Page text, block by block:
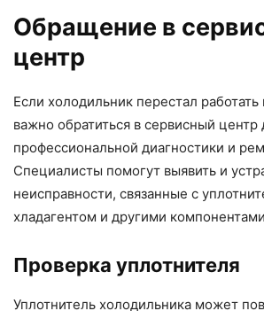
Обращение в
центр
Если холодильник перестал
важно обратиться в сервисный центр
профессиональной диагностики и
Специалисты помогут выявить и
неисправности, связанные с
хладагентом и другими
Проверка уплотнителя
Уплотнитель холодильника может